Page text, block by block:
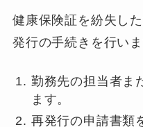
健康保険証を紛失し
発行の手続きを行いま
勤務先の担当者ま
ます。
再発行の申請書類